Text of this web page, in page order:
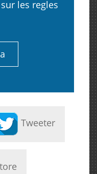
les regles
Tweeter